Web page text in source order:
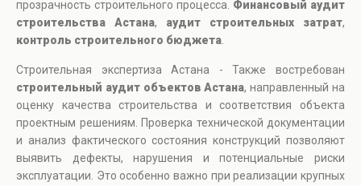
прозрачность строительного процесса. Финансовый аудит
строительства Астана, аудит строительных затрат,
контроль строительного бюджета
Строительная экспертиза Астана - Также востребован
строительный аудит объектов Астана, направленный на
оценку качества строительства и соответствия объекта
проектным решениям. Проверка технической документации
и анализ фактического состояния конструкций позволяют
выявить дефекты, нарушения и потенциальные риски
эксплуатации. Это особенно важно при реализации крупных